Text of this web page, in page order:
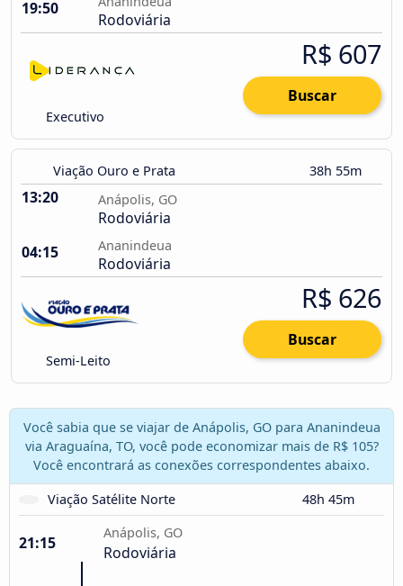
19:50
Rodoviária
Executivo
R$ 607
Buscar
Viação Ouro e Prata 38h 55m
13:20 Anápolis, GO
Rodoviária
04:15
Ananindeua
Rodoviária
Semi-Leito
R$ 626
Buscar
Você sabia que se viajar de Anápolis, GO para Ananindeua
via Araguaína, TO, você pode economizar mais de R$ 105?
Você encontrará as conexões correspondentes abaixo.
Viação Satélite Norte
48h 45m
21:15
Anápolis, GO
Rodoviária